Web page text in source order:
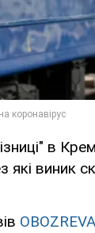
в
які виник